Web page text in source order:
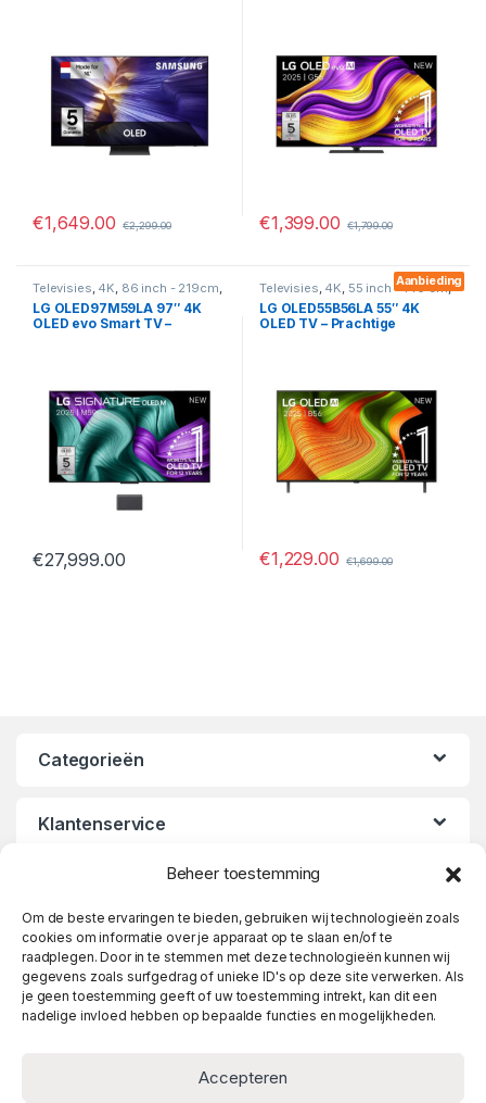
Beheer toestemming
Om de beste ervaringen te bieden, gebruiken wij technologieën zoals
cookies om informatie over je apparaat op te slaan en/of te
raadplegen. Door in te stemmen met deze technologieën kunnen wij
gegevens zoals surfgedrag of unieke ID's op deze site verwerken. Als
je geen toestemming geeft of uw toestemming intrekt, kan dit een
nadelige invloed hebben op bepaalde functies en mogelijkheden.
Accepteren
€1,649.00 €2,299.00 €1,399.00 €1,799.00
Televisies, 4K, 86 inch - 219cm,
OLED, Smart
LG OLED97M59LA 97″ 4K
OLED evo Smart TV –
€27,999.00
Aanbieding
Televisies, 4K, 55 inch - 140 cm,
OLED, Smart
LG OLED55B56LA 55″ 4K
OLED TV – Prachtige
€1,229.00 €1,699.00
Categorieën
Klantenservice